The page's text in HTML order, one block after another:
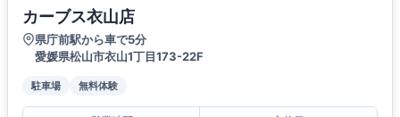
カーブス衣山店
県庁前駅から車で5分
愛媛県松山市衣山1丁目173-22F
駐車場 無料体験